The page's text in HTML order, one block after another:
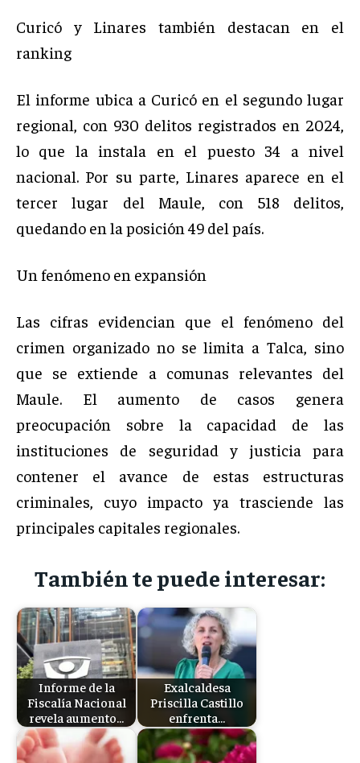
Curicó y Linares también destacan en el
ranking
El informe ubica a Curicó en el segundo lugar
regional, con 930 delitos registrados en 2024,
lo que la instala en el puesto 34 a nivel
nacional. Por su parte, Linares aparece en el
tercer lugar del Maule, con 518 delitos,
quedando en la posición 49 del país.
Un fenómeno en expansión
Las cifras evidencian que el fenómeno del
crimen organizado no se limita a Talca, sino
que se extiende a comunas relevantes del
Maule. El aumento de casos genera
preocupación sobre la capacidad de las
instituciones de seguridad y justicia para
contener el avance de estas estructuras
criminales, cuyo impacto ya trasciende las
principales capitales regionales.
También te puede interesar:
Informe de la
Fiscalía Nacional
revela aumento…
Exalcaldesa
Priscilla Castillo
enfrenta…